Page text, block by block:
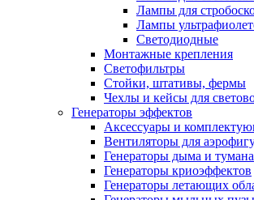
Лампы для
Лампы
Светодиодные
Монтажные крепления
Светофильтры
Стойки, штативы, фермы
Чехлы и кейсы для
Генераторы эффектов
Аксессуары и
Вентиляторы для
Генераторы дыма и тумана
Генераторы криоэффектов
Генераторы летающих